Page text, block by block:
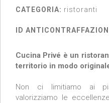
CATEGORIA: ristoranti
ID
Cucina Privé è un
territorio in modo
Non ci limitiamo ai
valorizziamo le